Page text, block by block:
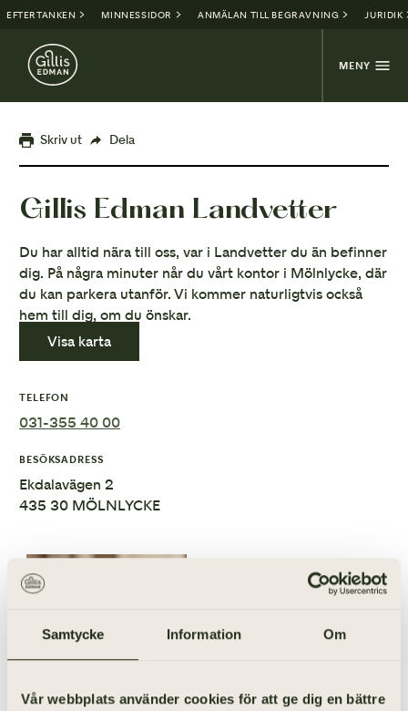
Samtycke Information Om
Vår webbplats använder cookies för att ge dig en bättre
EFTERTANKEN MINNESSIDOR ANMÄLAN TILL BEGRAVNING JURIDIK
MENY
Skriv ut Dela
Gillis Edman Landvetter
Du har alltid nära till oss, var i Landvetter du än befinner
dig. På några minuter når du vårt kontor i Mölnlycke, där
du kan parkera utanför. Vi kommer naturligtvis också
hem till dig, om du önskar.
Visa karta
TELEFON
031-355 40 00
BESÖKSADRESS
Ekdalavägen 2
435 30 MÖLNLYCKE